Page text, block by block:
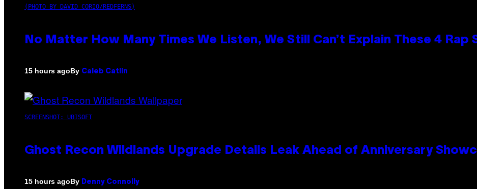
(PHOTO BY DAVID CORIO/REDFERNS)
No Matter How Many Times We Listen, We Still Can’t Explain These 4 Rap
15 hours agoBy Caleb Catlin
SCREENSHOT: UBISOFT
Ghost Recon Wildlands Upgrade Details Leak Ahead of Anniversary
15 hours agoBy Denny Connolly